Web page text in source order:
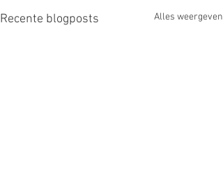
Recente blogposts Alles weergeven